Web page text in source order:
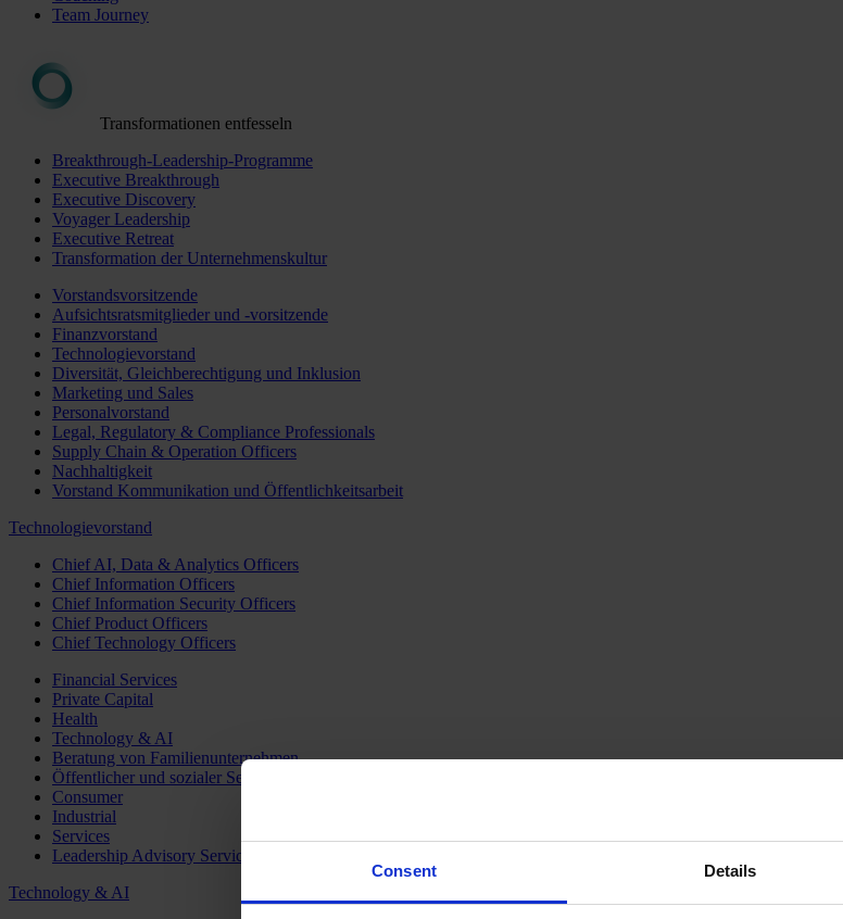
Consent Details
Team Journey
Transformationen entfesseln
Breakthrough-Leadership-Programme
Executive Breakthrough
Executive Discovery
Voyager Leadership
Executive Retreat
Transformation der Unternehmenskultur
Vorstandsvorsitzende
Aufsichtsratsmitglieder und -vorsitzende
Finanzvorstand
Technologievorstand
Diversität, Gleichberechtigung und Inklusion
Marketing und Sales
Personalvorstand
Legal, Regulatory & Compliance Professionals
Supply Chain & Operation Officers
Nachhaltigkeit
Vorstand Kommunikation und Öffentlichkeitsarbeit
Technologievorstand
Chief AI, Data & Analytics Officers
Chief Information Officers
Chief Information Security Officers
Chief Product Officers
Chief Technology Officers
Financial Services
Private Capital
Health
Technology & AI
Beratung von Familienunternehmen
Öffentlicher und sozialer Sektor
Consumer
Industrial
Services
Leadership Advisory Services
Technology & AI